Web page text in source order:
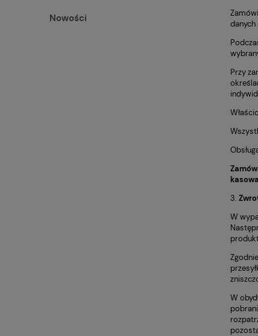
Nowości
danych
Przy
3.
W
W